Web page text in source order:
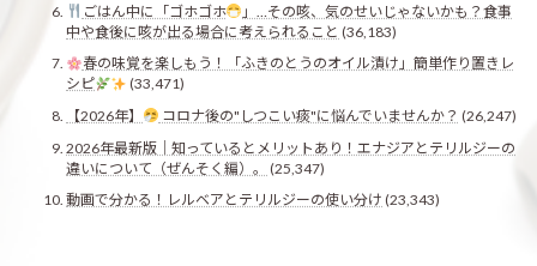
ごはん中に「ゴホゴホ
」…その咳、気のせいじゃないかも？食事
中や食後に咳が出る場合に考えられること (36,183)
春の味覚を楽しもう！「ふきのとうのオイル漬け」簡単作り置きレ
シピ
(33,471)
【2026年】
コロナ後の"しつこい痰"に悩んでいませんか？ (26,247)
2026年最新版｜知っているとメリットあり！エナジアとテリルジーの
違いについて（ぜんそく編）。
(25,347)
動画で分かる！レルベアとテリルジーの使い分け (23,343)